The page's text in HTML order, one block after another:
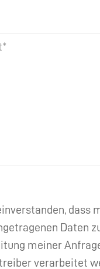
dass
Daten
meiner
verarbeitet